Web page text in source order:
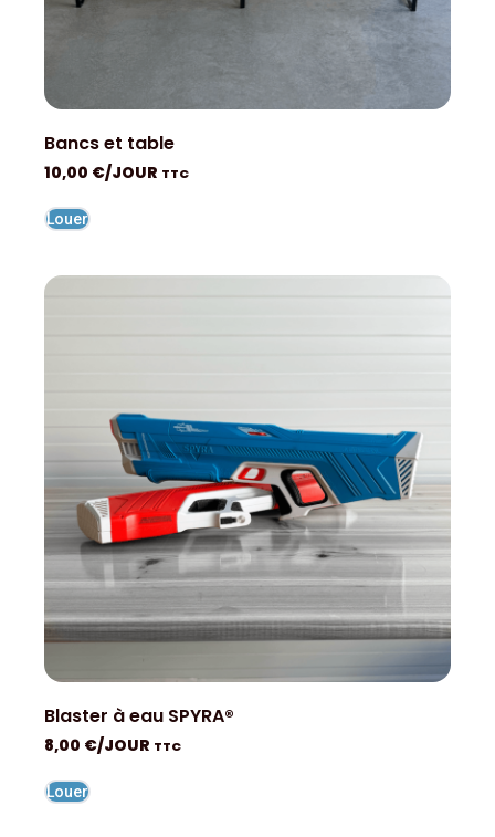
Bancs et table
10,00 €/JOUR TTC
Louer
Blaster à eau SPYRA®
8,00 €/JOUR TTC
Louer